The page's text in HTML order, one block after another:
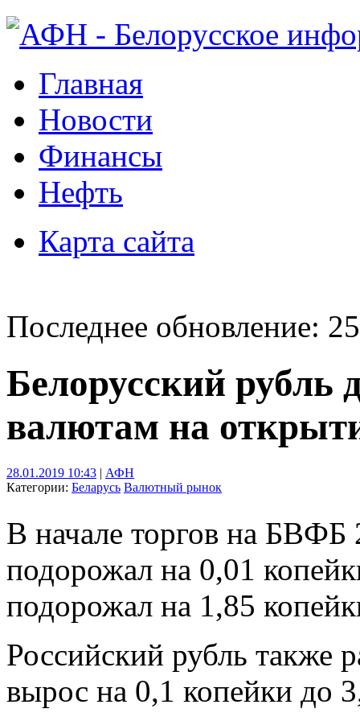
Главная
Новости
Финансы
Нефть
Карта сайта
Последнее обновление:
Белорусский рубль
валютам на
28.01.2019 10:43 | АФН
Категории: Беларусь Валютный рынок
В начале торгов на БВФБ
подорожал на 0,01
подорожал на 1,85
Российский рубль также
вырос на 0,1 копейки до